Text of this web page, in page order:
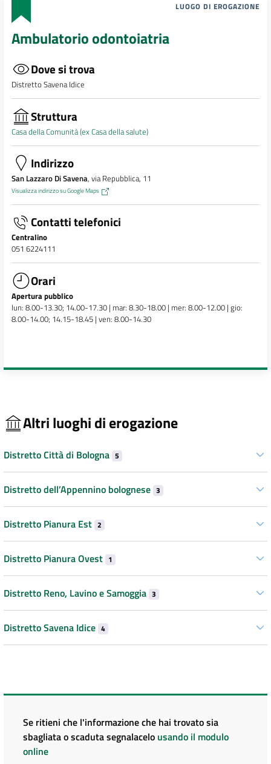
LUOGO DI EROGAZIONE
Ambulatorio odontoiatria
Dove si trova
Distretto Savena Idice
Struttura
Casa della Comunità (ex Casa della salute)
Indirizzo
San Lazzaro Di Savena, via Repubblica, 11
Visualizza indirizzo su Google Maps
Contatti telefonici
Centralino
051 6224111
Orari
Apertura pubblico
lun: 8.00-13.30; 14.00-17.30 | mar: 8.30-18.00 | mer: 8.00-12.00 | gio:
8.00-14.00; 14.15-18.45 | ven: 8.00-14.30
Altri luoghi di erogazione
Distretto Città di Bologna 5
Distretto dell’Appennino bolognese 3
Distretto Pianura Est 2
Distretto Pianura Ovest 1
Distretto Reno, Lavino e Samoggia 3
Distretto Savena Idice 4
Se ritieni che l'informazione che hai trovato sia
sbagliata o scaduta segnalacelo usando il modulo
online